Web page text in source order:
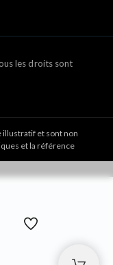
les droits sont
illustratif et sont non
et la référence